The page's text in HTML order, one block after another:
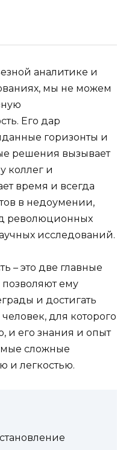
аналитике и
мы не можем
Его дар
горизонты и
решения вызывает
коллег и
время и всегда
в недоумении,
революционных
исследований.
– это две главные
ему
и достигать
для которого
и его знания и опыт
сложные
и легкостью.